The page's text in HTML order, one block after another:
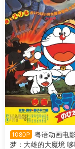
1080P
粤语动画电
梦：大雄的大魔境 哆